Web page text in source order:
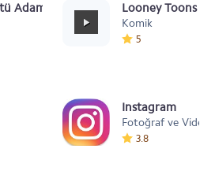
Adam Gülüşü Looney Toons
Komik
5
Instagram
Fotoğraf ve Video
3.8